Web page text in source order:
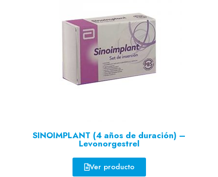
SINOIMPLANT (4 años de duración) –
Levonorgestrel
Ver producto